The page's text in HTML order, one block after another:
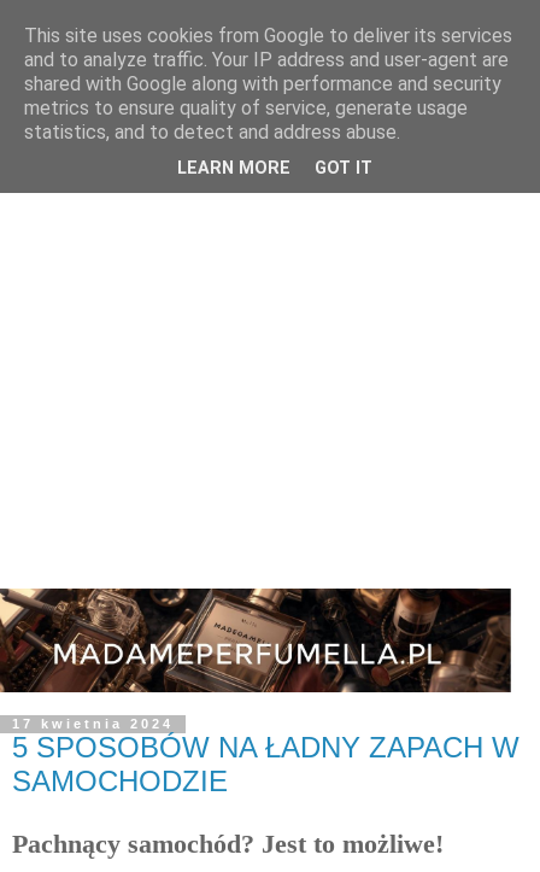
17 kwietnia 2024
5 SPOSOBÓW NA ŁADNY ZAPACH W
SAMOCHODZIE
Pachnący samochód? Jest to możliwe!
This site uses cookies from Google to deliver its services
and to analyze traffic. Your IP address and user-agent are
shared with Google along with performance and security
metrics to ensure quality of service, generate usage
statistics, and to detect and address abuse.
LEARN MORE GOT IT